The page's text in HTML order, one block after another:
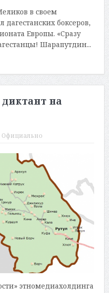
в своем
боксеров,
Европы. «Сразу
Шарапутдин...
диктант на
Официально
этномедиахолдинга